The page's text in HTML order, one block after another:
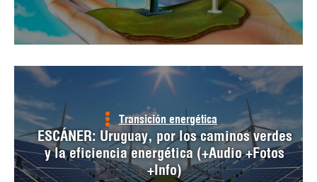
Transición energética
ESCÁNER: Uruguay, por los caminos verdes
y la eficiencia energética (+Audio +Fotos
+Info)